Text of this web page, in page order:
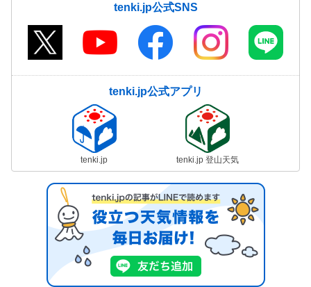
tenki.jp公式SNS
tenki.jp公式アプリ
tenki.jp tenki.jp 登山天気